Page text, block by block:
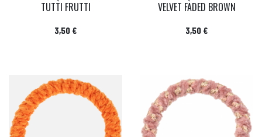
TUTTI FRUTTI
Prix
3,50 €
VELVET FADED BROWN
Prix
3,50 €